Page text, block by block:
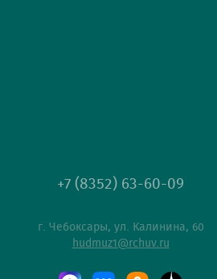
+7 (8352) 63-60-09
г. Чебоксары, ул. Калинина, 60
hudmuz1@rchuv.ru